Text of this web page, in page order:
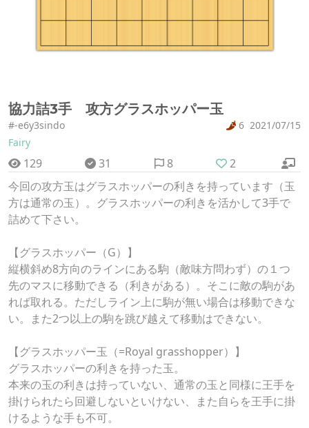
協力詰3手 攻方グラスホッパー玉
#-e6y3sindo 6 2021/07/15
Fairy
129 31 8
2
今回の攻方玉はグラスホッパーの利きを持っています（玉
方は通常の玉）。グラスホッパーの利きを活かして3手で
詰めて下さい。
【グラスホッパー（G）】
縦横斜め8方向のラインにある駒（敵味方問わず）の１つ
先のマスに移動できる（利きがある）。そこに敵の駒があ
れば取れる。ただしライン上に駒が無い場合は移動できな
い。また2つ以上の駒を跳び越えて移動はできない。
【グラスホッパー玉（=Royal grasshopper）】
グラスホッパーの利きを持った玉。
本来の玉の利きは持っていない、通常の玉と同様に王手を
掛けられたら回避しないといけない、また自らを王手に掛
けるような手も不可。